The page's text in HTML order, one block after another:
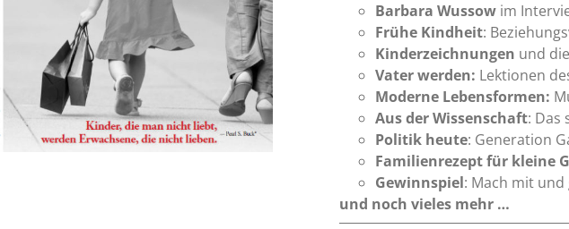
Barbara Wussow im
Frühe Kindheit:
Kinderzeichnungen und
Vater werden: Lektionen
Moderne Lebensformen:
Aus der Wissenschaft: Das
Politik heute: Generation
Familienrezept für kleine
Gewinnspiel: Mach mit und
und noch vieles mehr …